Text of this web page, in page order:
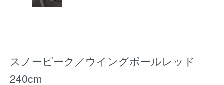
スノーピーク／ウイングポールレッド
240cm